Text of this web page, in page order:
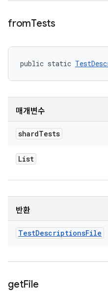
fromTests
public static
매개변수
shardTests
List
반환
TestDescriptionsFile
getFile